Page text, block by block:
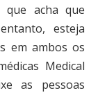
que acha que
esteja
em ambos os
Medical
as pessoas